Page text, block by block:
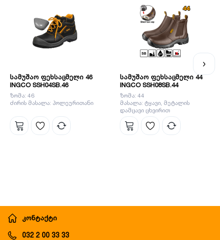
სამუშაო ფეხსაცმელი 46
INGCO SSH04SB.46
ზომა: 46
ძირის მასალა: პოლეურითანი
სამუშაო ფეხსაცმელი 44
INGCO SSH08SB.44
ზომა: 44
მასალა: ტყავი, მეტალის
დამცავი ცხვირით
კონტაქტი
032 2 00 33 33